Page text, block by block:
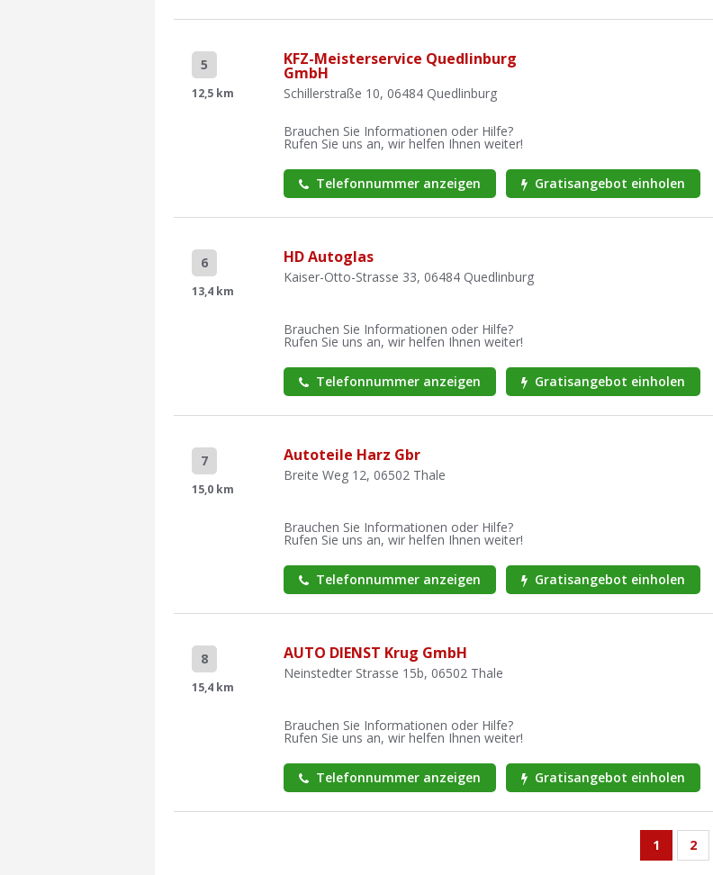
5
12,5 km
KFZ-Meisterservice Quedlinburg
GmbH
Schillerstraße 10, 06484 Quedlinburg
Brauchen Sie Informationen oder Hilfe?
Rufen Sie uns an, wir helfen Ihnen weiter!
Telefonnummer anzeigen Gratisangebot einholen
6
13,4 km
HD Autoglas
Kaiser-Otto-Strasse 33, 06484 Quedlinburg
Brauchen Sie Informationen oder Hilfe?
Rufen Sie uns an, wir helfen Ihnen weiter!
Telefonnummer anzeigen Gratisangebot einholen
7
15,0 km
Autoteile Harz Gbr
Breite Weg 12, 06502 Thale
Brauchen Sie Informationen oder Hilfe?
Rufen Sie uns an, wir helfen Ihnen weiter!
Telefonnummer anzeigen Gratisangebot einholen
8
15,4 km
AUTO DIENST Krug GmbH
Neinstedter Strasse 15b, 06502 Thale
Brauchen Sie Informationen oder Hilfe?
Rufen Sie uns an, wir helfen Ihnen weiter!
Telefonnummer anzeigen Gratisangebot einholen
1 2